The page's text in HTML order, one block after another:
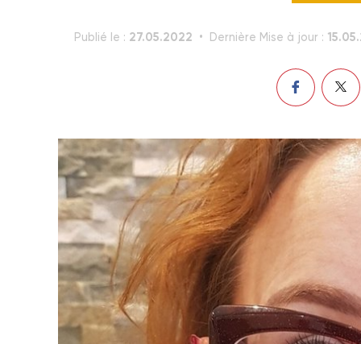
Publié le : 27.05.2022 Dernière Mise à jour :